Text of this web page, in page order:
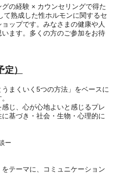
グの経験 × カウンセリングで得た
て熟成した性ホルモンに関するセ
ップです。みなさまの健康や人
ます。多くの方のご参加をお待
）
まくいく5つの方法」をベースに
じ、心が心地よいと感じるプレ
基づき・社会・生物・心理的に
ー
をテーマに、コミュニケーション